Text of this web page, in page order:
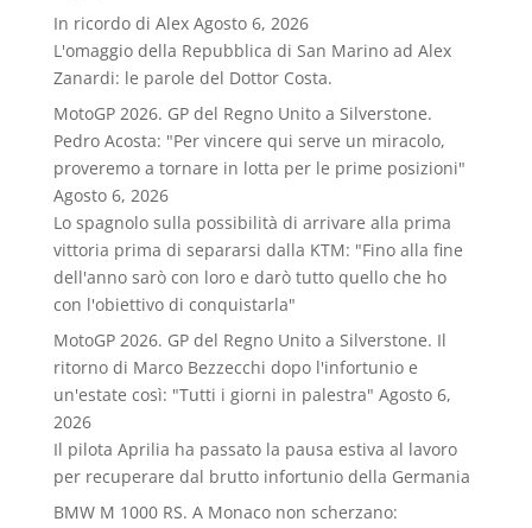
In ricordo di Alex Agosto 6, 2026
L'omaggio della Repubblica di San Marino ad Alex
Zanardi: le parole del Dottor Costa.
MotoGP 2026. GP del Regno Unito a Silverstone.
Pedro Acosta: "Per vincere qui serve un miracolo,
proveremo a tornare in lotta per le prime posizioni"
Agosto 6, 2026
Lo spagnolo sulla possibilità di arrivare alla prima
vittoria prima di separarsi dalla KTM: "Fino alla fine
dell'anno sarò con loro e darò tutto quello che ho
con l'obiettivo di conquistarla"
MotoGP 2026. GP del Regno Unito a Silverstone. Il
ritorno di Marco Bezzecchi dopo l'infortunio e
un'estate così: "Tutti i giorni in palestra" Agosto 6,
2026
Il pilota Aprilia ha passato la pausa estiva al lavoro
per recuperare dal brutto infortunio della Germania
BMW M 1000 RS. A Monaco non scherzano: